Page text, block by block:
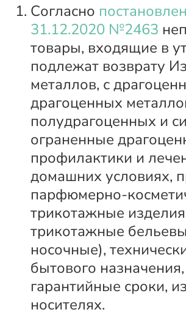
Согласно
31.12.2020 №2463
товары, входящие в
подлежат возврату
металлов, с
драгоценных
полудрагоценных и
ограненные
профилактики и
домашних условиях,
парфюмерно-
трикотажные
трикотажные
носочные),
бытового
гарантийные сроки,
носителях.